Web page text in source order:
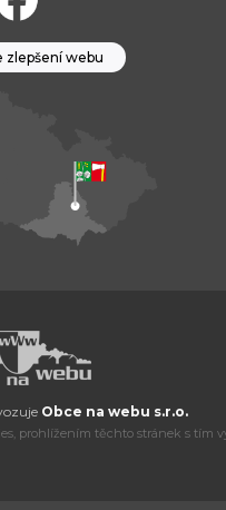
zlepšení webu
Obce na webu s.r.o.
prohlížením těchto stránek s tím